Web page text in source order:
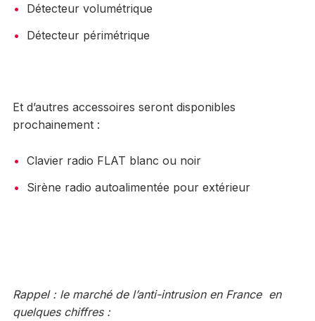
Détecteur volumétrique
Détecteur périmétrique
Et d’autres accessoires seront disponibles
prochainement :
Clavier radio FLAT blanc ou noir
Sirène radio autoalimentée pour extérieur
Rappel : le marché de l’anti-intrusion en France en
quelques chiffres :